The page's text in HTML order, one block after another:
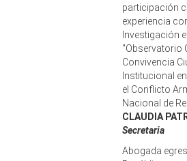
participación
experiencia
Investigación
"Observatorio
Convivencia
Institucional
el Conflicto
Nacional de
CLAUDIA
Secretaria
Abogada